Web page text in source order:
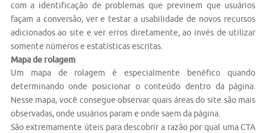
com a identificação de problemas que previnem que usuários
façam a conversão, ver e testar a usabilidade de novos recursos
adicionados ao site e ver erros diretamente, ao invés de utilizar
somente números e estatísticas escritas.
Mapa de rolagem
Um mapa de rolagem é especialmente benéfico quando
determinando onde posicionar o conteúdo dentro da página.
Nesse mapa, você consegue observar quais áreas do site são mais
observadas, onde usuários param e onde saem da página.
São extremamente úteis para descobrir a razão por qual uma CTA